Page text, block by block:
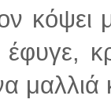
κόψει
έφυγε,
μαλλιά